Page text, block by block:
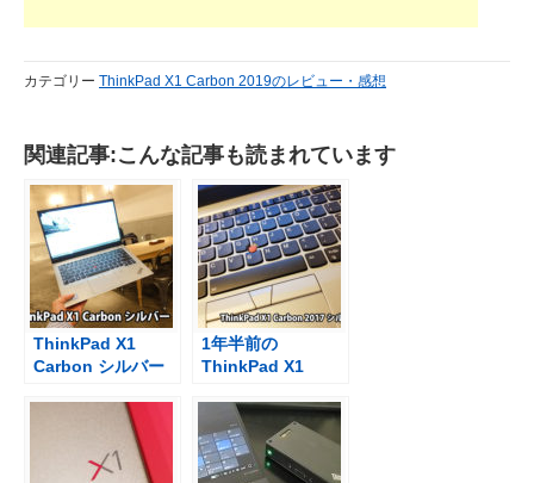
カテゴリー ThinkPad X1 Carbon 2019のレビュー・感想
関連記事:こんな記事も読まれています
ThinkPad X1
Carbon シルバー
上に・・・ブラッ
クとの違いも
1年半前の
ThinkPad X1
バーを開封したと
連絡があった